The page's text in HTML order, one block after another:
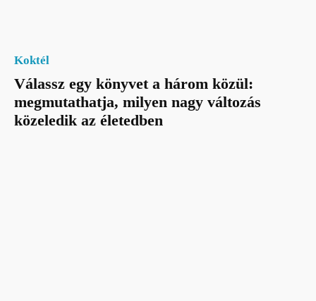
Koktél
Válassz egy könyvet a három közül:
megmutathatja, milyen nagy változás
közeledik az életedben